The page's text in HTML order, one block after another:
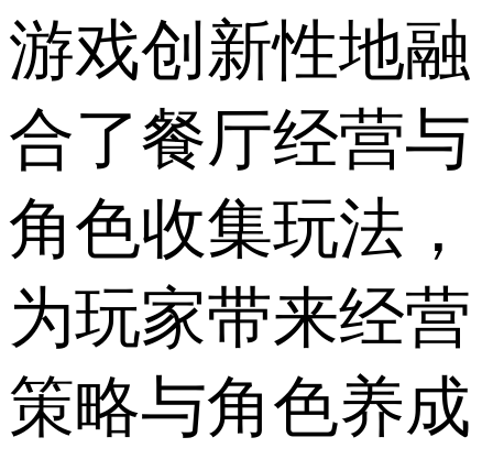
游戏创新性地融
合了餐厅经营与
角色收集玩法，
为玩家带来经营
策略与角色养成